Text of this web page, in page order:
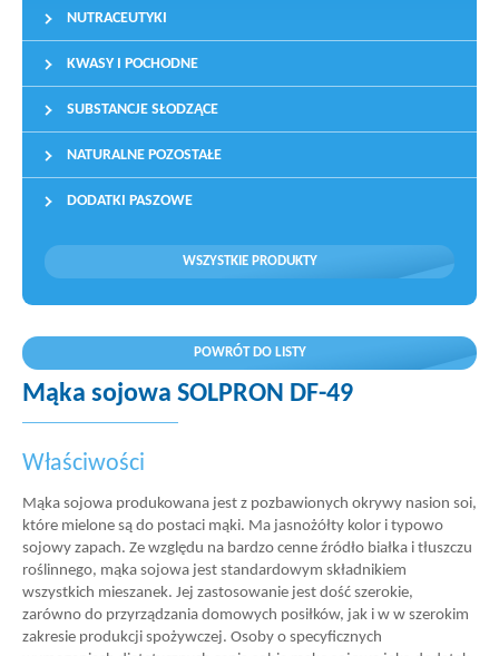
NUTRACEUTYKI
KWASY I POCHODNE
SUBSTANCJE SŁODZĄCE
NATURALNE POZOSTAŁE
DODATKI PASZOWE
WSZYSTKIE PRODUKTY
POWRÓT DO LISTY
Mąka sojowa SOLPRON DF-49
Właściwości
Mąka sojowa produkowana jest z pozbawionych okrywy nasion soi,
które mielone są do postaci mąki. Ma jasnożółty kolor i typowo
sojowy zapach. Ze względu na bardzo cenne źródło białka i tłuszczu
roślinnego, mąka sojowa jest standardowym składnikiem
wszystkich mieszanek. Jej zastosowanie jest dość szerokie,
zarówno do przyrządzania domowych posiłków, jak i w w szerokim
zakresie produkcji spożywczej. Osoby o specyficznych